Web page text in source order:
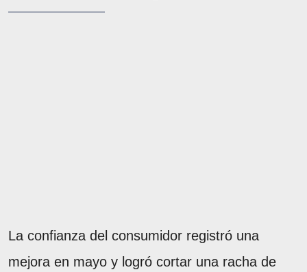
La confianza del consumidor registró una
mejora en mayo y logró cortar una racha de